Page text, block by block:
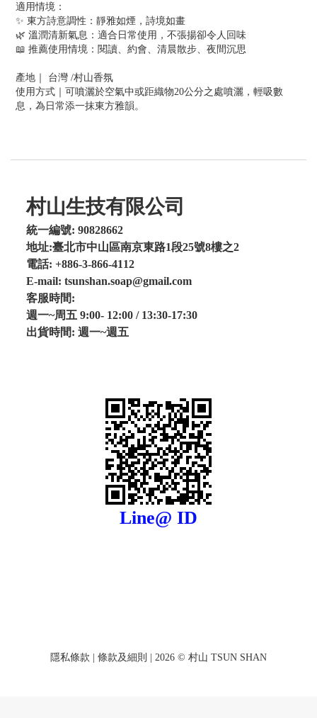
適用情境：
✨ 東方詩意調性：靜雅如煙，詩境如畫
🌿 溫潤清新氣息：適合日常使用，不張揚卻令人回味
📖 推薦使用情境：閱讀、約會、清晨散步、夜間沉思
產地｜ 台灣 /村山香氛
使用方式｜可噴灑於空氣中或距織物20公分之處噴灑，輕吸數
息，為日常添一抹東方雅韻。
村山生技有限公司
統一編號: 90828662
地址:臺北市中山區南京東路1段25號8樓之2
電話: +886-3-866-4112
E-mail: tsunshan.soap@gmail.com
客服時間:
週一~周五 9:00- 12:00 / 13:30-17:30
出貨時間: 週一~週五
Line@ ID
隱私條款 條款及細則 | 2026 © 村山 TSUN SHAN